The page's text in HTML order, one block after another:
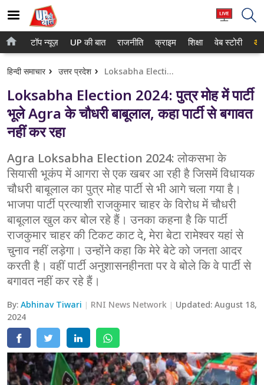
होम
टॉप न्यूज़
UP की बात
राजनीति
क्राइम
शिक्षा
वेब स्टोरी
टॉप न्यूज़ UP की बात राजनीति क्राइम शिक्षा वेब स्टोरी
हिन्दी समाचार उत्तर प्रदेश Loksabha Election 2024: पुत्र मोह में पार्टी भूले Agra के चौधरी बाबूलाल, कहा पार्टी से बगावत नहीं कर रहा
Loksabha Election 2024: पुत्र मोह में पार्टी
भूले Agra के चौधरी बाबूलाल, कहा पार्टी से बगावत
नहीं कर रहा
Agra Loksabha Election 2024: लोकसभा के
सियासी भूकंप में आगरा से एक खबर आ रही है जिसमें विधायक
चौधरी बाबूलाल का पुत्र मोह पार्टी से भी आगे चला गया है।
भाजपा पार्टी प्रत्याशी राजकुमार चाहर के विरोध में चौधरी
बाबूलाल खुल कर बोल रहे हैं। उनका कहना है कि पार्टी
राजकुमार चाहर की टिकट काट दे, मेरा बेटा रामेश्वर यहां से
चुनाव नहीं लड़ेगा। उन्होंने कहा कि मेरे बेटे को जनता आदर
करती है। वहीं पार्टी अनुशासनहीनता पर वे बोले कि वे पार्टी से
बगावत नहीं कर रहे हैं।
By:Abhinav Tiwari RNI News Network Updated:August 18,
2024
गाजियाबाद
लखनऊ
कानपुर
वाराणसी
आगरा
अयोध्या
अलीगढ़
मथुरा
मेरठ
मुरादाबाद
गोरखपुर
प्रयागराज